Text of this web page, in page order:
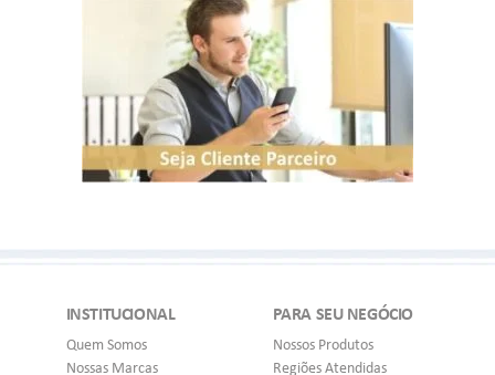
INSTITUCIONAL
Quem Somos
Nossas Marcas
PARA SEU NEGÓCIO
Nossos Produtos
Regiões Atendidas